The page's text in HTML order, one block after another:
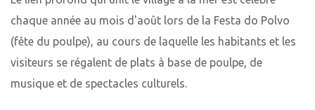
chaque année au mois d'août lors de la Festa do Polvo
(fête du poulpe), au cours de laquelle les habitants et les
visiteurs se régalent de plats à base de poulpe, de
musique et de spectacles culturels.